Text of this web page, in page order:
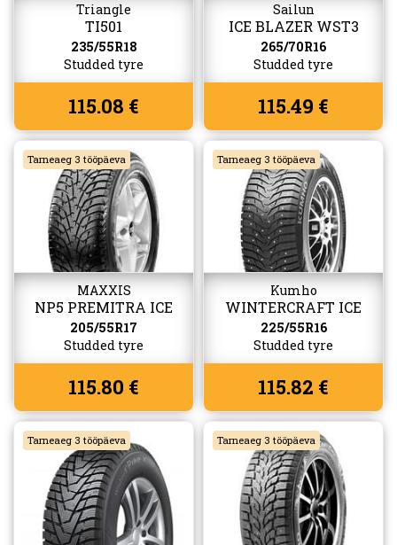
Triangle
TI501
235/55R18
Studded tyre
115.08 €
Sailun
ICE BLAZER WST3
265/70R16
Studded tyre
115.49 €
Tarneaeg 3 tööpäeva
MAXXIS
NP5 PREMITRA ICE
205/55R17
Studded tyre
115.80 €
Tarneaeg 3 tööpäeva
Kumho
WINTERCRAFT ICE
WI31+
225/55R16
Studded tyre
115.82 €
Tarneaeg 3 tööpäeva Tarneaeg 3 tööpäeva